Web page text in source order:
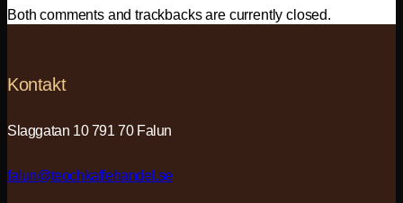
Both comments and trackbacks are currently closed.
Kontakt
Slaggatan 10 791 70 Falun
falun@teochkaffehandel.se